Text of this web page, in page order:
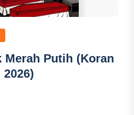
Merah Putih (Koran